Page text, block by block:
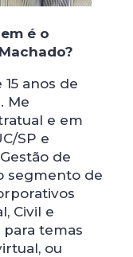
é o
anos de
Me
e em
SP e
de
segmento de
Civil e
temas
ou